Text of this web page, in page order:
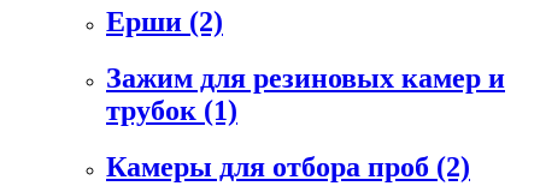
Ерши (2)
Зажим для резиновых камер и
трубок (1)
Камеры для отбора проб (2)